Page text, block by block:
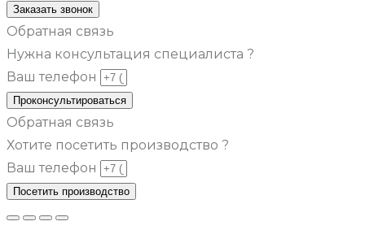
Заказать звонок
Обратная связь
Нужна консультация специалиста ?
Ваш телефон
Проконсультироваться
Обратная связь
Хотите посетить производство ?
Ваш телефон
Посетить производство